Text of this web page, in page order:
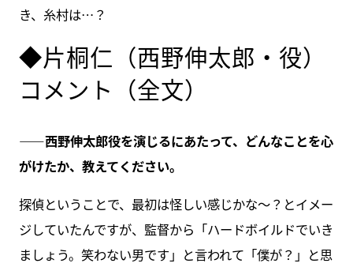
き、糸村は…？
◆片桐仁（西野伸太郎・役）
コメント（全文）
――西野伸太郎役を演じるにあたって、どんなことを心
がけたか、教えてください。
探偵ということで、最初は怪しい感じかな〜？とイメー
ジしていたんですが、監督から「ハードボイルドでいき
ましょう。笑わない男です」と言われて「僕が？」と思